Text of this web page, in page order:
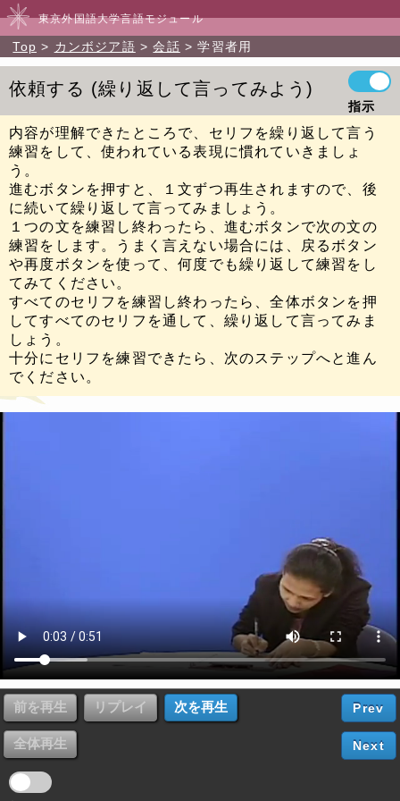
東京外国語大学言語モジュール
Top カンボジア語 会話 学習者用
依頼する 繰り返して言ってみよう
指示
内容が理解できたところで、セリフを繰り返して言う
練習をして、使われている表現に慣れていきましょ
う。
進むボタンを押すと、１文ずつ再生されますので、後
に続いて繰り返して言ってみましょう。
１つの文を練習し終わったら、進むボタンで次の文の
練習をします。うまく言えない場合には、戻るボタン
や再度ボタンを使って、何度でも繰り返して練習をし
てみてください。
すべてのセリフを練習し終わったら、全体ボタンを押
してすべてのセリフを通して、繰り返して言ってみま
しょう。
十分にセリフを練習できたら、次のステップへと進ん
でください。
Prev
Next